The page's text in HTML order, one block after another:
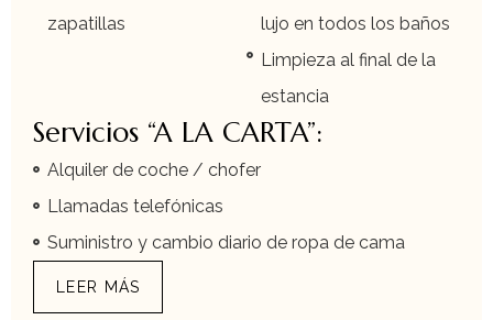
zapatillas
lujo en todos los baños
Limpieza al final de la
estancia
Servicios “A LA CARTA”:
Alquiler de coche / chofer
Llamadas telefónicas
Suministro y cambio diario de ropa de cama
LEER MÁS